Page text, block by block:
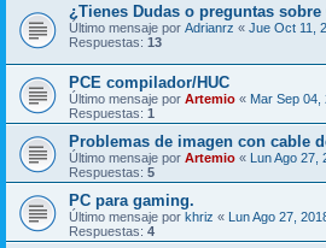
¿Tienes Dudas o preguntas sobre
Último mensaje por Adrianrz « Jue Oct 11,
Respuestas: 13
PCE compilador/HUC
Último mensaje por Artemio « Mar Sep 04,
Respuestas: 1
Problemas de imagen con cable
Último mensaje por Artemio « Lun Ago 27,
Respuestas: 5
PC para gaming.
Último mensaje por khriz « Lun Ago 27,
Respuestas: 4